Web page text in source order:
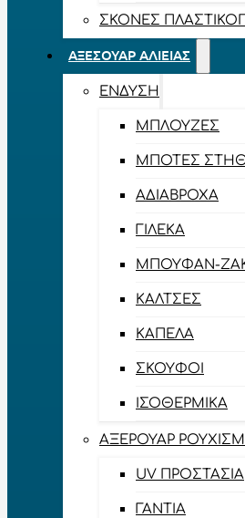
ΣΚΌΝΕΣ
ΑΞΕΣΟΥΆΡ ΑΛΙΕΊΑΣ
ΈΝΔΥΣΗ
ΜΠΛΟΎΖΕΣ
ΜΠΌΤΕΣ
ΑΔΙΆΒΡΟΧΑ
ΓΙΛΈΚΑ
ΜΠΟΥΦΆΝ-
ΚΆΛΤΣΕΣ
ΚΑΠΈΛΑ
ΣΚΟΎΦΟΙ
ΙΣΟΘΕΡΜΙΚΆ
ΑΞΕΡΟΥΆΡ
UV ΠΡΟΣΤΑΣΊΑ
ΓΆΝΤΙΑ